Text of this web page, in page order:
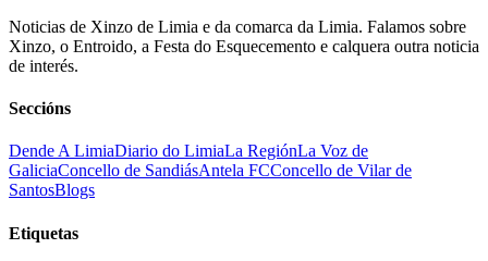
Noticias de Xinzo de Limia e da comarca da Limia. Falamos sobre
Xinzo, o Entroido, a Festa do Esquecemento e calquera outra noticia
de interés.
Seccións
Dende A LimiaDiario do LimiaLa RegiónLa Voz de
GaliciaConcello de SandiásAntela FCConcello de Vilar de
SantosBlogs
Etiquetas